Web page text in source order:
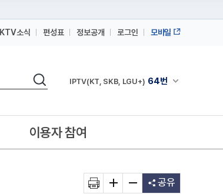
KTV소식 편성표 정보공개 로그인 모바일
검색 채널안내 펼쳐
IPTV(KT, SKB, LGU+) 64번
IPTV(KT, SKB, LGU+)
이용자 참여
공유